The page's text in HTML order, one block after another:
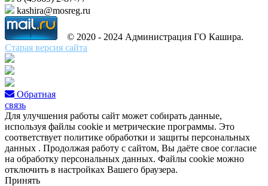
kashira@mosreg.ru
© 2020 - 2024 Администрация ГО Кашира.
Старая версия сайта
Обратная
связь
Для улучшения работы сайт может собирать данные,
используя файлы cookie и метрические программы. Это
соответствует политике обработки и защиты персональных
данных . Продолжая работу с сайтом, Вы даёте свое согласие
на обработку персональных данных. Файлы cookie можно
отключить в настройках Вашего браузера.
Принять